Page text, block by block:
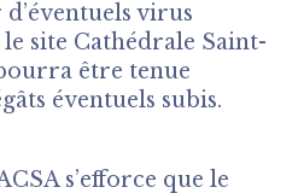
virus
site Cathédrale Saint-
être tenue
éventuels subis.
s’efforce que le